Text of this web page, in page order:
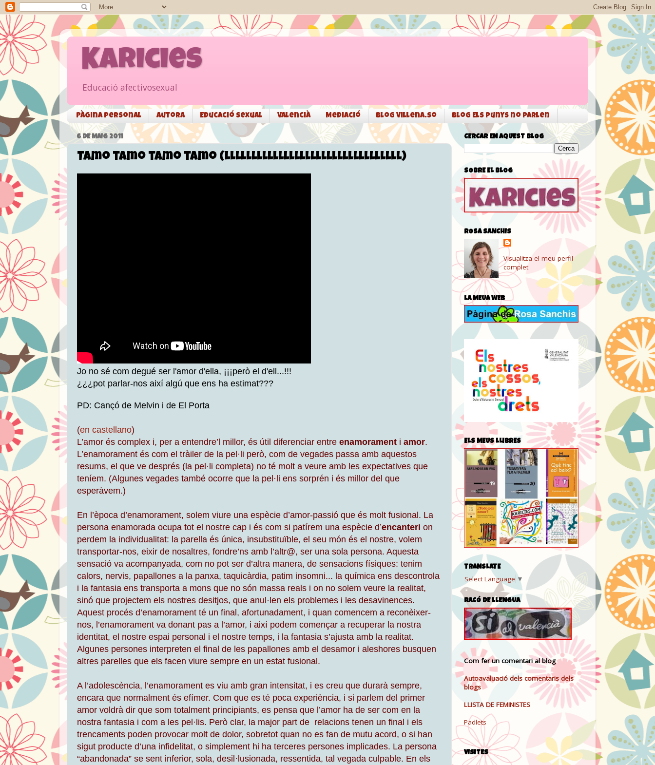
Karicies
Educació afectivosexual
Pàgina personal Autora Educació sexual Valencià Mediació Blog Villena.so Blog Els punys no parlen
6 DE MAIG 2011
Tamo tamo tamo tamo (LLLLLLLLLLLLLLLLLLLLLLLLLLLLLLLLL)
Jo no sé com degué ser l'amor d'ella, ¡¡¡però el d'ell...!!!
¿¿¿pot parlar-nos així algú que ens ha estimat???
PD: Cançó de Melvin i de El Porta
(en castellano)
L’amor és complex i, per a entendre’l millor, és útil diferenciar entre enamorament i amor.
L’enamorament és com el tràiler de la pel·li però, com de vegades passa amb aquestos
resums, el que ve després (la pel·li completa) no té molt a veure amb les expectatives que
teníem. (Algunes vegades també ocorre que la pel·li ens sorprén i és millor del que
esperàvem.)
En l’època d’enamorament, solem viure una espècie d’amor-passió que és molt fusional. La
persona enamorada ocupa tot el nostre cap i és com si patírem una espècie d’encanteri on
perdem la individualitat: la parella és única, insubstituïble, el seu món és el nostre, volem
transportar-nos, eixir de nosaltres, fondre’ns amb l’altr@, ser una sola persona. Aquesta
sensació va acompanyada, com no pot ser d’altra manera, de sensacions físiques: tenim
calors, nervis, papallones a la panxa, taquicàrdia, patim insomni... la química ens descontrola
i la fantasia ens transporta a mons que no són massa reals i on no solem veure la realitat,
sinó que projectem els nostres desitjos, que anul·len els problemes i les desavinences.
Aquest procés d’enamorament té un final, afortunadament, i quan comencem a reconèixer-
nos, l’enamorament va donant pas a l’amor, i així podem començar a recuperar la nostra
identitat, el nostre espai personal i el nostre temps, i la fantasia s’ajusta amb la realitat.
Algunes persones interpreten el final de les papallones amb el desamor i aleshores busquen
altres parelles que els facen viure sempre en un estat fusional.
A l’adolescència, l’enamorament es viu amb gran intensitat, i es creu que durarà sempre,
encara que normalment és efímer. Com que es té poca experiència, i si parlem del primer
amor voldrà dir que som totalment principiants, es pensa que l’amor ha de ser com en la
nostra fantasia i com a les pel·lis. Però clar, la major part de relacions tenen un final i els
trencaments poden provocar molt de dolor, sobretot quan no es fan de mutu acord, o si han
sigut producte d’una infidelitat, o simplement hi ha terceres persones implicades. La persona
“abandonada” se sent inferior, sola, desil·lusionada, ressentida, tal vegada culpable. En els
CERCAR EN AQUEST BLOG
SOBRE EL BLOG
ROSA SANCHIS
Visualitza el meu perfil
complet
LA MEUA WEB
ELS MEUS LLIBRES
TRANSLATE
Select Language ▼
RACÓ DE LLENGUA
Com fer un comentari al blog
Autoavaluació dels comentaris dels
blogs
LLISTA DE FEMINISTES
Padlets
VISITES